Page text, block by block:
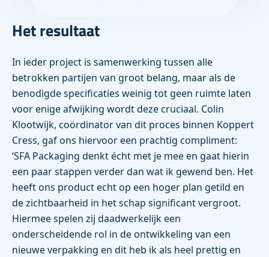
Het resultaat
In ieder project is samenwerking tussen alle
betrokken partijen van groot belang, maar als de
benodigde specificaties weinig tot geen ruimte laten
voor enige afwijking wordt deze cruciaal. Colin
Klootwijk, coördinator van dit proces binnen Koppert
Cress, gaf ons hiervoor een prachtig compliment:
‘SFA Packaging denkt écht met je mee en gaat hierin
een paar stappen verder dan wat ik gewend ben. Het
heeft ons product echt op een hoger plan getild en
de zichtbaarheid in het schap significant vergroot.
Hiermee spelen zij daadwerkelijk een
onderscheidende rol in de ontwikkeling van een
nieuwe verpakking en dit heb ik als heel prettig en